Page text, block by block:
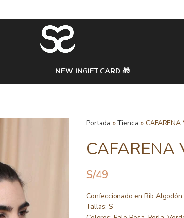
NEW INGIFT CARD 🎁
Portada » Tienda » CAFARENA
CAFARENA
S/49
Confeccionado en Rib Algodón
Tallas: S